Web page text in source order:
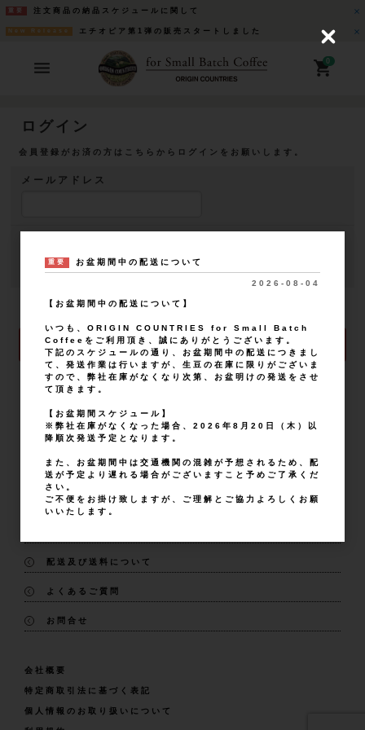
注文商品の納品スケジュールに関して
New Release エチオピア第1弾の販売スタートしました
0
ログイン
会員登録がお済の方はこちらからログインをお願いします。
メールアドレス
ログイン状態を保存する
ログイン
新規会員登録 パスワードをお忘れの方
配送及び送料について
よくあるご質問
お問合せ
会社概要
特定商取引法に基づく表記
個人情報のお取り扱いについて
重要 お盆期間中の配送について
2026-08-04
【お盆期間中の配送について】
いつも、ORIGIN COUNTRIES for Small Batch
Coffeeをご利用頂き、誠にありがとうございます。
下記のスケジュールの通り、お盆期間中の配送につきまし
て、発送作業は行いますが、生豆の在庫に限りがございま
すので、弊社在庫がなくなり次第、お盆明けの発送をさせ
て頂きます。
【お盆期間スケジュール】
※弊社在庫がなくなった場合、2026年8月20日（木）以
降順次発送予定となります。
また、お盆期間中は交通機関の混雑が予想されるため、配
送が予定より遅れる場合がございますこと予めご了承くだ
さい。
ご不便をお掛け致しますが、ご理解とご協力よろしくお願
いいたします。
C
o
s
e